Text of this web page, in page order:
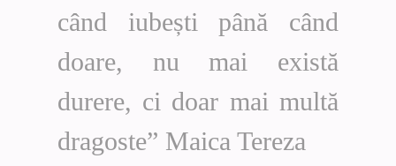
când iubești până când
doare, nu mai există
durere, ci doar mai multă
dragoste” Maica Tereza